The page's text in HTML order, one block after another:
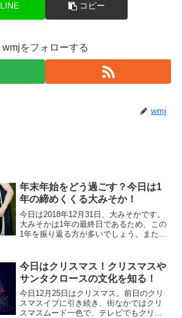
LINE コピー
wmjをフォローする
wmj
年末年始をどう過ごす？今日は1
年の締めくくる大みそか！
今日は2018年12月31日、大みそかです。
大みそかは1年の最終日であるため、この
1年を振り返る方が多いでしょう。また年
年末年始ですので、1年を振り返っていき
ます。
今日はクリスマス！クリスマスや
サンタクロースの文化を知る！
今日12月25日はクリスマス。前日のクリ
スマスイブに引き続き、街なかではクリ
スマスムード一色で、テレビでもクリス